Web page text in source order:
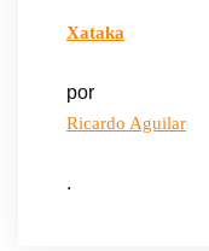
Xataka
por
Ricardo Aguilar
.